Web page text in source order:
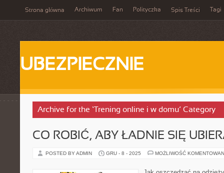
Strona główna Archiwum Fan Polityczka Spis Treści Tagi
UBEZPIECZNIE
Archive for the ‘Trening online i w domu’ Category
CO ROBIĆ, ABY ŁADNIE SIĘ
POSTED BY ADMIN GRU - 8 - 2025 MOŻLIWOŚĆ